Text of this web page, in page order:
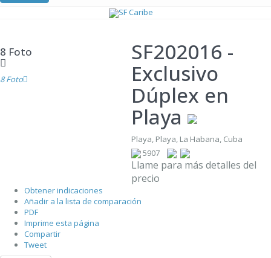
8 Foto
8 Foto
SF202016 -
Exclusivo
Dúplex en
Playa
Playa, Playa, La Habana, Cuba
5907
Llame para más detalles del
precio
Obtener indicaciones
Añadir a la lista de comparación
PDF
Imprime esta página
Compartir
Tweet